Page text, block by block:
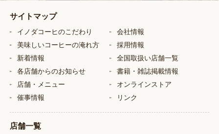
サイトマップ
イノダコーヒのこだわり
美味しいコーヒーの淹れ方
新着情報
各店舗からのお知らせ
店舗・メニュー
催事情報
会社情報
採用情報
全国取扱い店舗一覧
書籍・雑誌掲載情報
オンラインストア
リンク
店舗一覧